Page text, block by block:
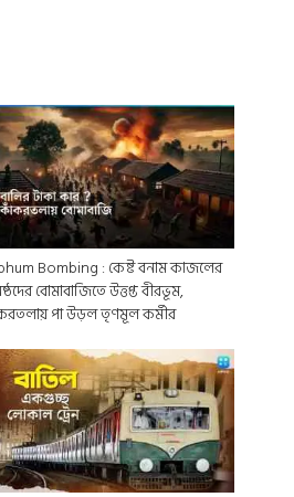
Bombing : কেষ্ট বনাম কাজলের
বোমাবাজিতে উত্তপ্ত বীরভূম,
পা উড়ল তৃণমূল কর্মীর